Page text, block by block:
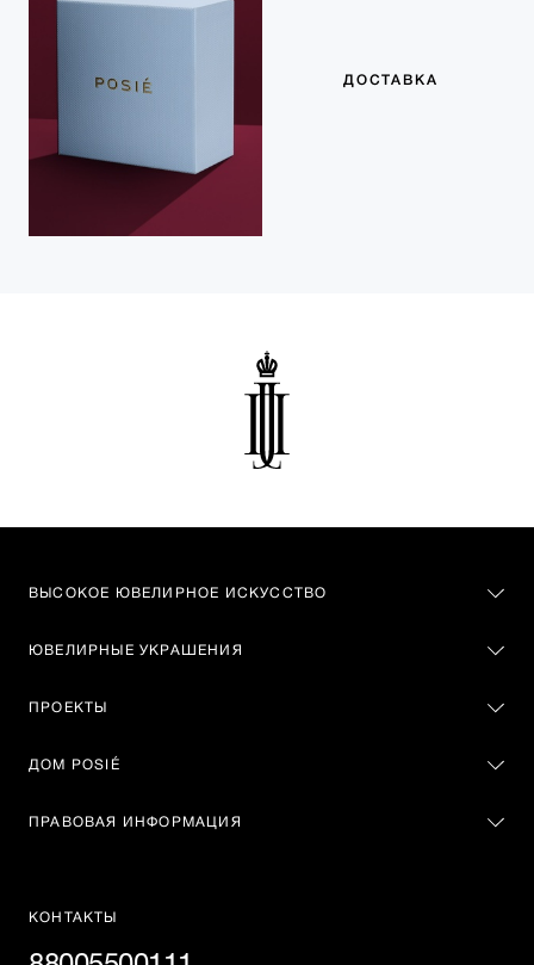
ДОСТАВКА
ВЫСОКОЕ ЮВЕЛИРНОЕ ИСКУССТВО
ЮВЕЛИРНЫЕ УКРАШЕНИЯ
ПРОЕКТЫ
ДОМ POSIÉ
ПРАВОВАЯ ИНФОРМАЦИЯ
КОНТАКТЫ